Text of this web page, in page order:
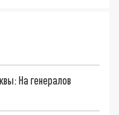
На генералов